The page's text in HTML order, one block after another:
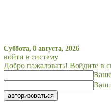
Суббота, 8 августа, 2026
войти в систему
Добро пожаловать! Войдите в
Ваше
Ваш